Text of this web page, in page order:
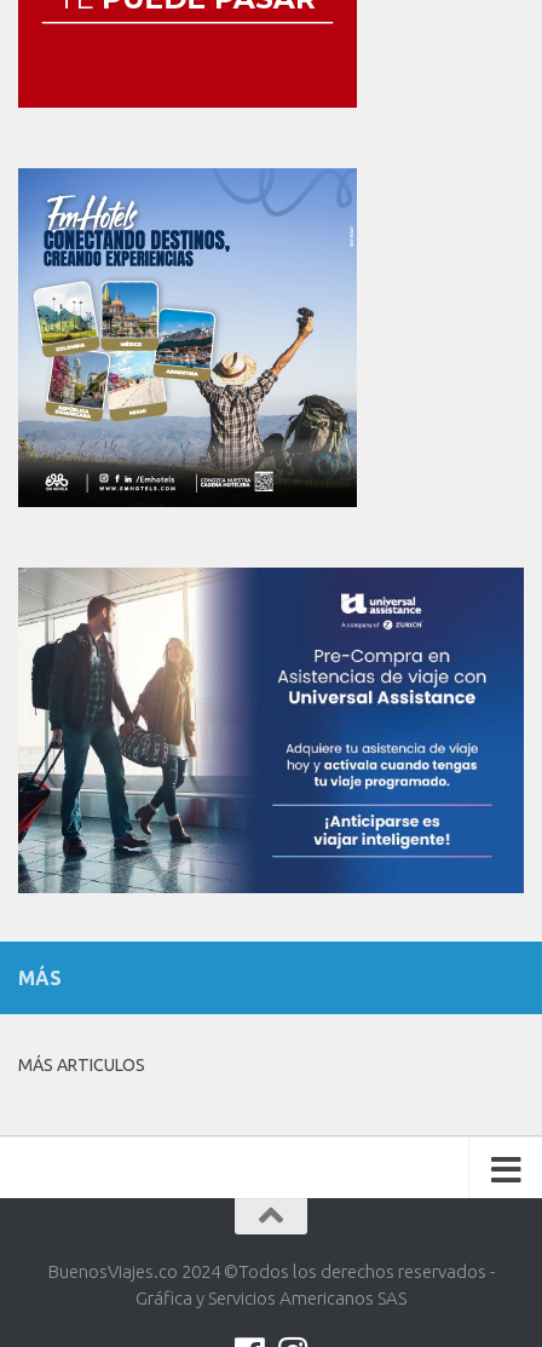
MÁS
MÁS ARTICULOS
BuenosViajes.co 2024 ©️Todos los derechos reservados -
Gráfica y Servicios Americanos SAS